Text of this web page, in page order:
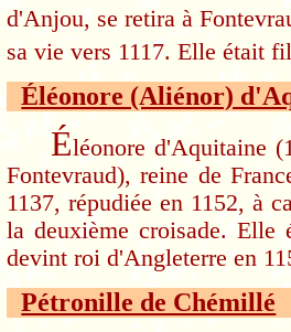
d'Anjou, se retira à
sa vie vers 1117. Elle était
Éléonore (Aliénor)
Éléonore d'Aquitaine
Fontevraud), reine de
1137, répudiée en 1152, à
la deuxième croisade. Elle
devint roi d'Angleterre en
Pétronille de Chémillé